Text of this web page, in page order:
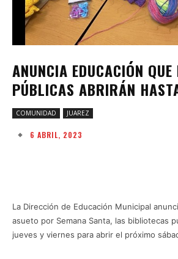
ANUNCIA EDUCACIÓN
PÚBLICAS ABRIRÁN
COMUNIDAD JUAREZ
6 ABRIL, 2023
La Dirección de Educación Municipal
asueto por Semana Santa, las bibliotecas
jueves y viernes para abrir el próximo